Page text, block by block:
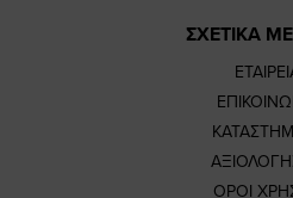
ΣΧΕΤΙΚΑ
ΟΡΟΙ